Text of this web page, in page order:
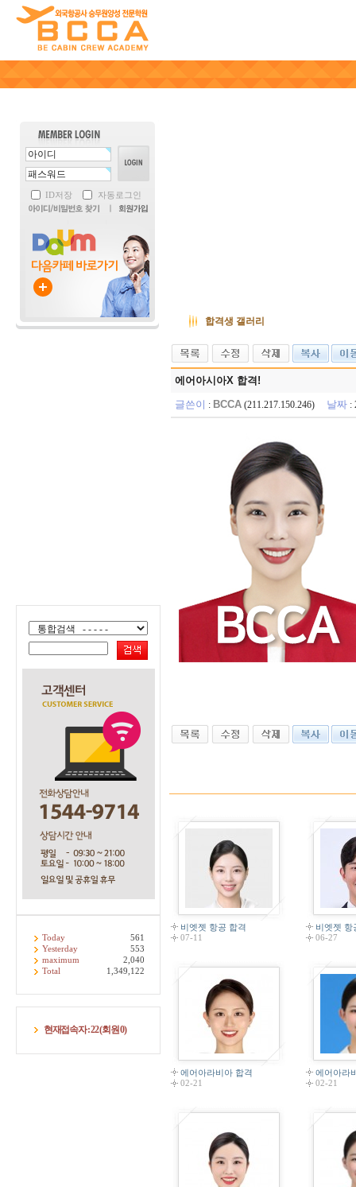
ID저장 자동로그인
합격생 갤러리
Today
561
Yesterday
553
maximum
2,040
Total
1,349,122
현재접속자 :22(회원0)
에어아시아X 합격!
글쓴이 : BCCA (211.217.150.246) 날짜 :
비엣젯 항공 합격
07-11
비엣젯 항
06-27
에어아라비아 합격
02-21
에어아라
02-21